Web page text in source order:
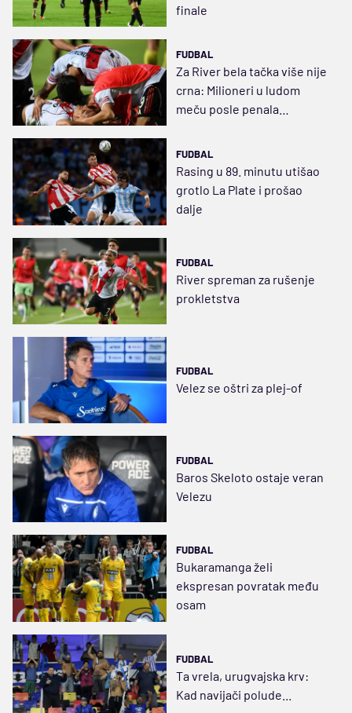
finale
FUDBAL
Za River bela tačka više nije
crna: Milioneri u ludom
meču posle penala
FUDBAL
Rasing u 89. minutu utišao
grotlo La Plate i prošao
dalje
FUDBAL
River spreman za rušenje
prokletstva
FUDBAL
Velez se oštri za plej-of
FUDBAL
Baros Skeloto ostaje veran
Velezu
FUDBAL
Bukaramanga želi
ekspresan povratak među
osam
FUDBAL
Ta vrela, urugvajska krv:
Kad navijači polude...